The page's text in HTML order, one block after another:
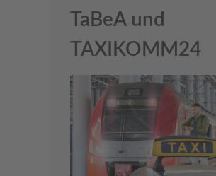
TaBeA und
TAXIKOMM24